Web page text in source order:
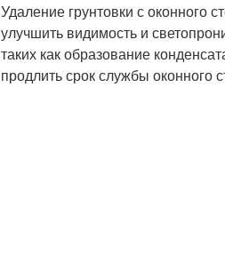
Удаление грунтовки с оконного
улучшить видимость и
таких как образование
продлить срок службы оконного